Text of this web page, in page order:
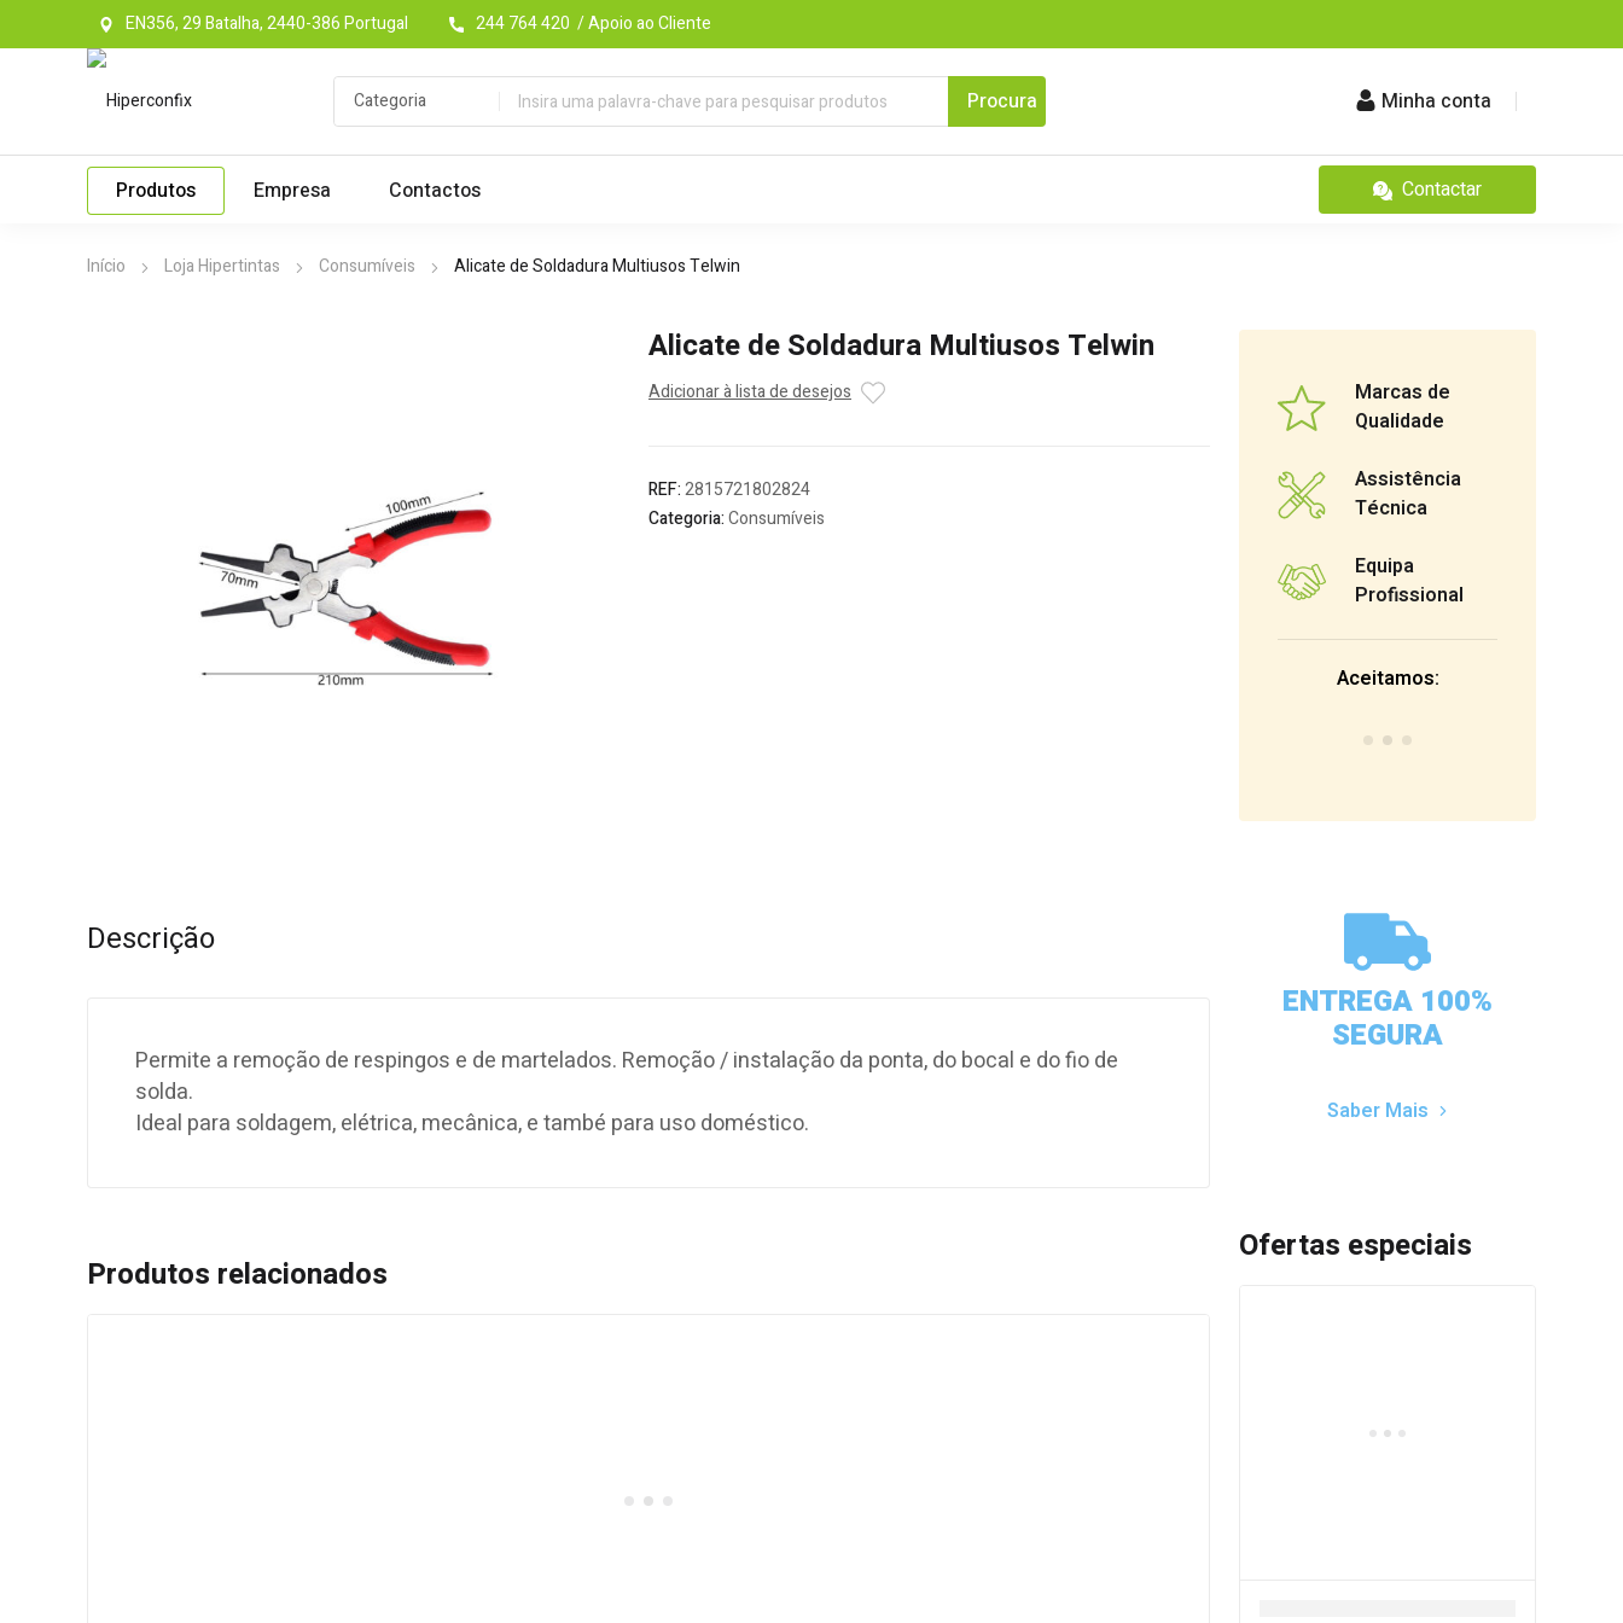
EN356, 29 Batalha, 2440-386 Portugal 244 764 420 / Apoio ao Cliente
Minha conta
Produtos Empresa Contactos Contactar
Início Loja Hipertintas Consumíveis Alicate de Soldadura Multiusos Telwin
Alicate de Soldadura Multiusos Telwin
Adicionar à lista de desejos
REF:2815721802824
Categoria:Consumíveis
Descrição
Permite a remoção de respingos e de martelados. Remoção / instalação da ponta, do bocal e do fio de
solda.
Ideal para soldagem, elétrica, mecânica, e també para uso doméstico.
Produtos relacionados
Marcas de
Qualidade
Assistência
Técnica
Equipa
Profissional
Aceitamos:
ENTREGA 100%
SEGURA
Saber Mais
Ofertas especiais